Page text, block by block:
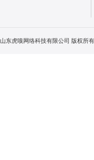
山东虎嗅网络科技有限公司 版权所